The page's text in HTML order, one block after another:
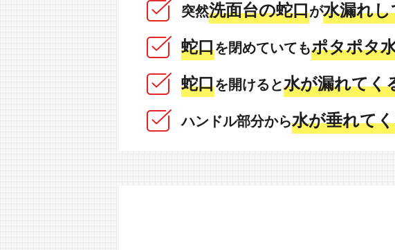
突然洗面台の蛇口が水漏れ
蛇口を閉めていてもポタポタ
蛇口を開けると水が漏れてく
ハンドル部分から水が垂れて